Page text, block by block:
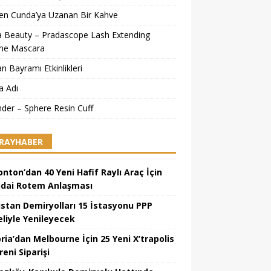
Cunda’ya Uzanan Bir Kahve
Beauty – Pradascope Lash Extending
Mascara
Bayramı Etkinlikleri
Adı
– Sphere Resin Cuff
40 Yeni Hafif Raylı Araç İçin
Rotem Anlaşması
Demiryolları 15 İstasyonu PPP
Yenileyecek
Melbourne İçin 25 Yeni X’trapolis
Siparişi